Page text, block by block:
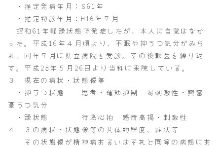
・推定発病年月：S61年
・推定初診年月：H16年７月
昭和61年軽躁状態で発症したが、本人に自覚はなか
った。平成16年４月頃より、不眠や抑うつ気分がみら
れ、同年７月に県立病院を受診。その後転医を繰り返
す。平成28年５月26日より当科に来院している。
３ 現在の病状・状態像等
・抑うつ状態 思考・運動抑制 易刺激性・興奮
憂うつ気分
・躁状態 行為心拍 感情高揚・刺激性
４ ３の病状・状態像等の具体的程度、症状等
その状態像が精神病あるいはそれと同等の病態にあ